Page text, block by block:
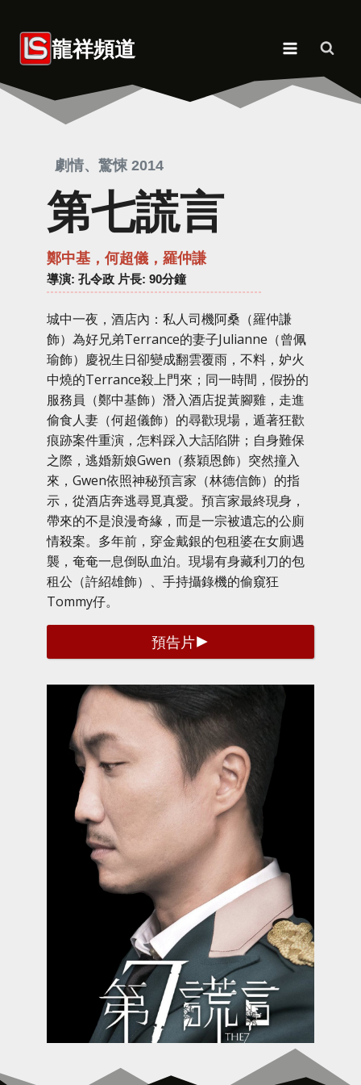
content 龍祥頻道
劇情、驚悚 2014
第七謊言
鄭中基，何超儀，羅仲謙
導演: 孔令政 片長: 90分鐘
城中一夜，酒店內：私人司機阿桑（羅仲謙
飾）為好兄弟Terrance的妻子Julianne（曾佩
瑜飾）慶祝生日卻變成翻雲覆雨，不料，妒火
中燒的Terrance殺上門來；同一時間，假扮的
服務員（鄭中基飾）潛入酒店捉黃腳雞，走進
偷食人妻（何超儀飾）的尋歡現場，遁著狂歡
痕跡案件重演，怎料踩入大話陷阱；自身難保
之際，逃婚新娘Gwen（蔡穎恩飾）突然撞入
來，Gwen依照神秘預言家（林德信飾）的指
示，從酒店奔逃尋覓真愛。預言家最終現身，
帶來的不是浪漫奇緣，而是一宗被遺忘的公廁
情殺案。多年前，穿金戴銀的包租婆在女廁遇
襲，奄奄一息倒臥血泊。現場有身藏利刀的包
租公（許紹雄飾）、手持攝錄機的偷窺狂
Tommy仔。
預告片